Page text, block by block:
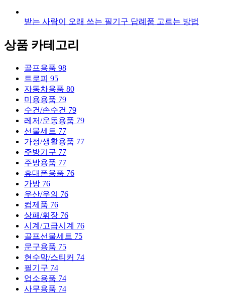
받는 사람이 오래 쓰는 필기구 답례품 고르는 방법
상품 카테고리
골프용품 98
트로피 95
자동차용품 80
미용용품 79
수건/손수건 79
레저/운동용품 79
선물세트 77
가정/생활용품 77
주방기구 77
주방용품 77
휴대폰용품 76
가방 76
우산/우의 76
컵제품 76
상패/휘장 76
시계/고급시계 76
골프선물세트 75
문구용품 75
현수막/스티커 74
필기구 74
업소용품 74
사무용품 74